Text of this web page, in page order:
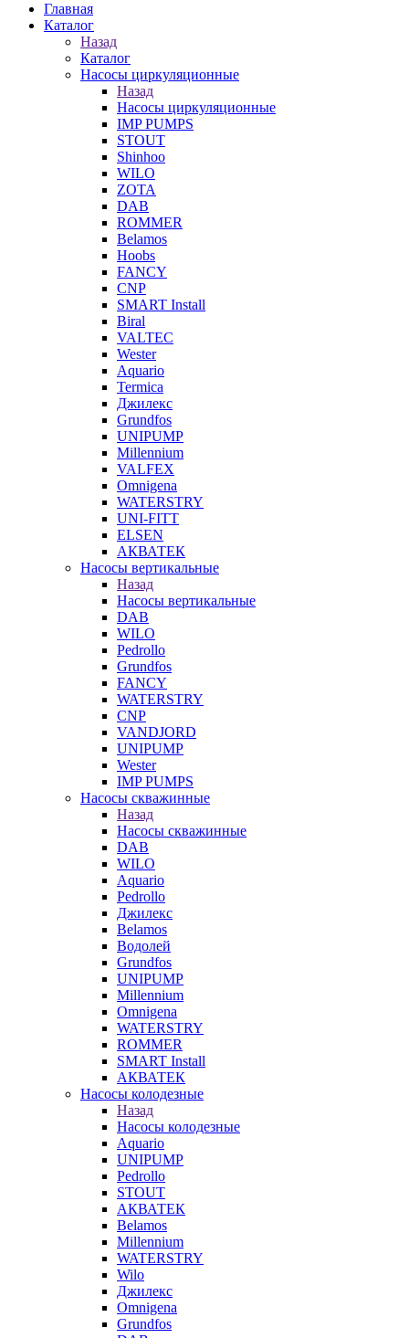
Главная
Каталог
Назад
Каталог
Насосы циркуляционные
Назад
Насосы циркуляционные
IMP PUMPS
STOUT
Shinhoo
WILO
ZOTA
DAB
ROMMER
Belamos
Hoobs
FANCY
CNP
SMART Install
Biral
VALTEC
Wester
Aquario
Termica
Джилекс
Grundfos
UNIPUMP
Millennium
VALFEX
Omnigena
WATERSTRY
UNI-FITT
ELSEN
АКВАТЕК
Насосы вертикальные
Назад
Насосы вертикальные
DAB
WILO
Pedrollo
Grundfos
FANCY
WATERSTRY
CNP
VANDJORD
UNIPUMP
Wester
IMP PUMPS
Насосы скважинные
Назад
Насосы скважинные
DAB
WILO
Aquario
Pedrollo
Джилекс
Belamos
Водолей
Grundfos
UNIPUMP
Millennium
Omnigena
WATERSTRY
ROMMER
SMART Install
АКВАТЕК
Насосы колодезные
Назад
Насосы колодезные
Aquario
UNIPUMP
Pedrollo
STOUT
АКВАТЕК
Belamos
Millennium
WATERSTRY
Wilo
Джилекс
Omnigena
Grundfos